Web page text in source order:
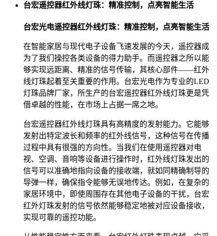
台宏遥控器红外线灯珠：精准控制，点亮智能生活
台宏光电遥控器红外线灯珠：精准控制，点亮智能生活
在智能家居与现代电子设备飞速发展的今天，遥控器成
为了我们操控各类设备的得力助手。而遥控器之所以能
够实现远距离、精准的信号传输，其核心部件——红外
线灯珠起着至关重要的作用。台宏光电作为专业的LED
灯珠品牌厂家，所生产的台宏遥控器红外线灯珠更是凭
借卓越的性能，在市场上占据一席之地。
台宏遥控器红外线灯珠具有高精度的发射能力。它能够
发射出特定波长和频率的红外线信号，这种信号在传播
过程中具有很强的方向性。当我们在使用遥控器对电
视、空调、音响等设备进行操作时，红外线灯珠发出的
信号可以准确地指向设备的接收端，就如同精确制导的
导弹一样，确保指令能够无误地传达。例如，在复杂的
家居环境中，即使周围存在其他电子设备的干扰，台宏
红外灯珠发射的信号依然能够稳定地被对应设备接收，
实现可靠的遥控功能。